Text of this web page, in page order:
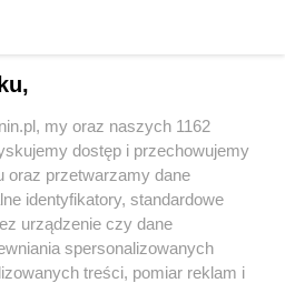
3 / 0
my oraz naszych 1162
dostęp i przechowujemy
oraz przetwarzamy dane
identyfikatory, standardowe
urządzenie czy dane
spersonalizowanych
treści, pomiar reklam i